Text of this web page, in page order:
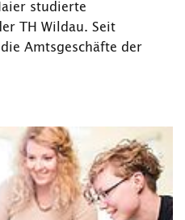
studierte
TH Wildau. Seit
Amtsgeschäfte der